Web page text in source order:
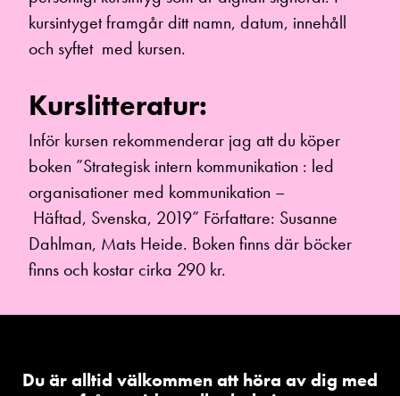
kursintyget framgår ditt namn, datum, innehåll
och syftet med kursen.
Kurslitteratur:
Inför kursen rekommenderar jag att du köper
boken ”Strategisk intern kommunikation : led
organisationer med kommunikation –
Häftad, Svenska, 2019” Författare: Susanne
Dahlman, Mats Heide. Boken finns där böcker
finns och kostar cirka 290 kr.
Du är alltid välkommen att höra av dig med